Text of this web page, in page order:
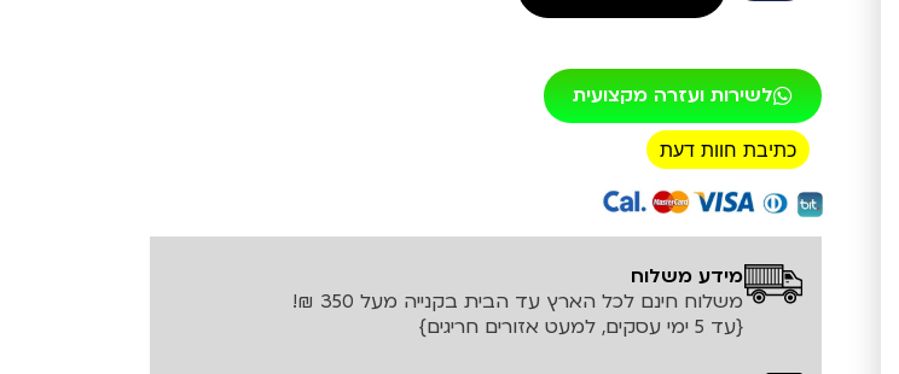
לשירות ועזרה מקצועית
כתיבת חוות דעת
רכישה מאובטחת!
מידע משלוח
משלוח חינם לכל הארץ עד הבית בקנייה מעל 350 ₪!
{עד 5 ימי עסקים, למעט אזורים חריגים}